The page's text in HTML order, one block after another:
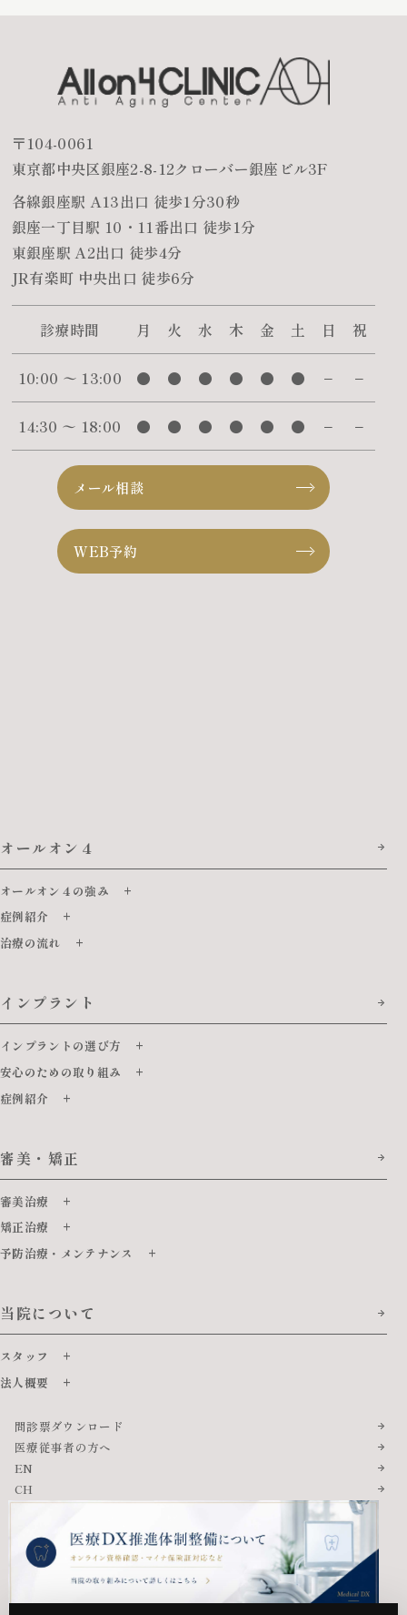
〒104-0061
東京都中央区銀座2-8-12クローバー銀座ビル3F
各線銀座駅 A13出口 徒歩1分30秒
銀座一丁目駅 10・11番出口 徒歩1分
東銀座駅 A2出口 徒歩4分
JR有楽町 中央出口 徒歩6分
診療時間 月 火 水 木 金 土 日 祝
10:00 〜 13:00 ● ● ● ● ● ● − −
14:30 〜 18:00 ● ● ● ● ● ● − −
メール相談
WEB予約
オールオン４
オールオン４の強み
症例紹介
治療の流れ
インプラント
インプラントの選び方
安心のための取り組み
症例紹介
審美・矯正
審美治療
矯正治療
予防治療・メンテナンス
当院について
スタッフ
法人概要
問診票ダウンロード
医療従事者の方へ
EN
CH